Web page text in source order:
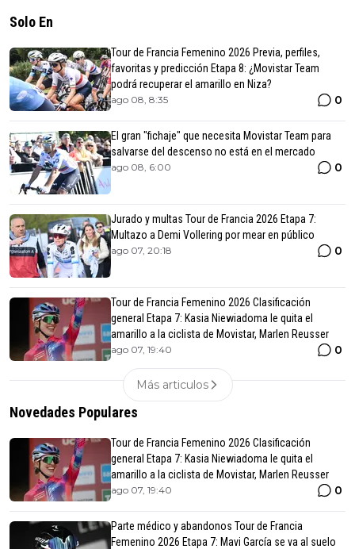
Solo En
Tour de Francia Femenino 2026 Previa, perfiles,
favoritas y predicción Etapa 8: ¿Movistar Team
podrá recuperar el amarillo en Niza?
ago 08, 8:35 0
El gran "fichaje" que necesita Movistar Team para
salvarse del descenso no está en el mercado
ago 08, 6:00 0
Jurado y multas Tour de Francia 2026 Etapa 7:
Multazo a Demi Vollering por mear en público
ago 07, 20:18 0
Tour de Francia Femenino 2026 Clasificación
general Etapa 7: Kasia Niewiadoma le quita el
amarillo a la ciclista de Movistar, Marlen Reusser
ago 07, 19:40 0
Más articulos
Novedades Populares
Tour de Francia Femenino 2026 Clasificación
general Etapa 7: Kasia Niewiadoma le quita el
amarillo a la ciclista de Movistar, Marlen Reusser
ago 07, 19:40 0
Parte médico y abandonos Tour de Francia
Femenino 2026 Etapa 7: Mavi García se va al suelo